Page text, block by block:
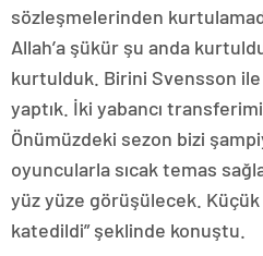
sözleşmelerinden
Allah’a şükür şu anda
kurtulduk. Birini Svensson
yaptık. İki yabancı
Önümüzdeki sezon bizi
oyuncularla sıcak temas
yüz yüze görüşülecek. Küçük
katedildi” şeklinde konuştu.